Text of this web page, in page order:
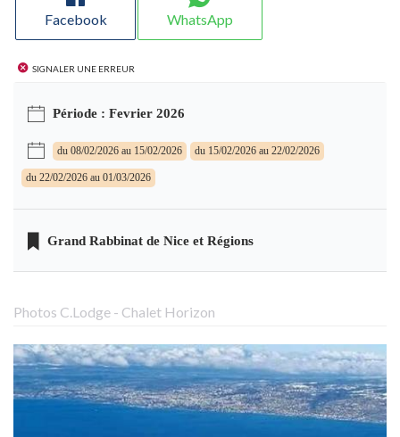
Facebook WhatsApp
Signaler une erreur
Période : Fevrier 2026
du 08/02/2026 au 15/02/2026 du 15/02/2026 au 22/02/2026
du 22/02/2026 au 01/03/2026
Grand Rabbinat de Nice et Régions
Photos C.Lodge - Chalet Horizon